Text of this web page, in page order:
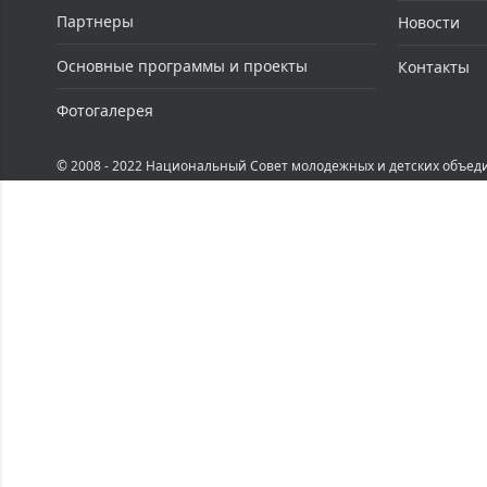
Партнеры
Основные программы и проекты
Фотогалерея
Новости
Контакты
© 2008 - 2022 Национальный Совет молодежных и детских